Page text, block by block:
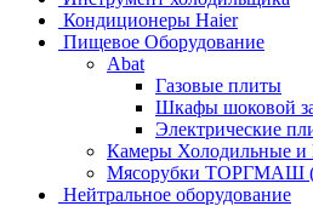
Кондиционеры Haier
Пищевое Оборудование
Abat
Газовые плиты
Шкафы шоковой
Электрические
Камеры Холодильные
Мясорубки
Нейтральное оборудование